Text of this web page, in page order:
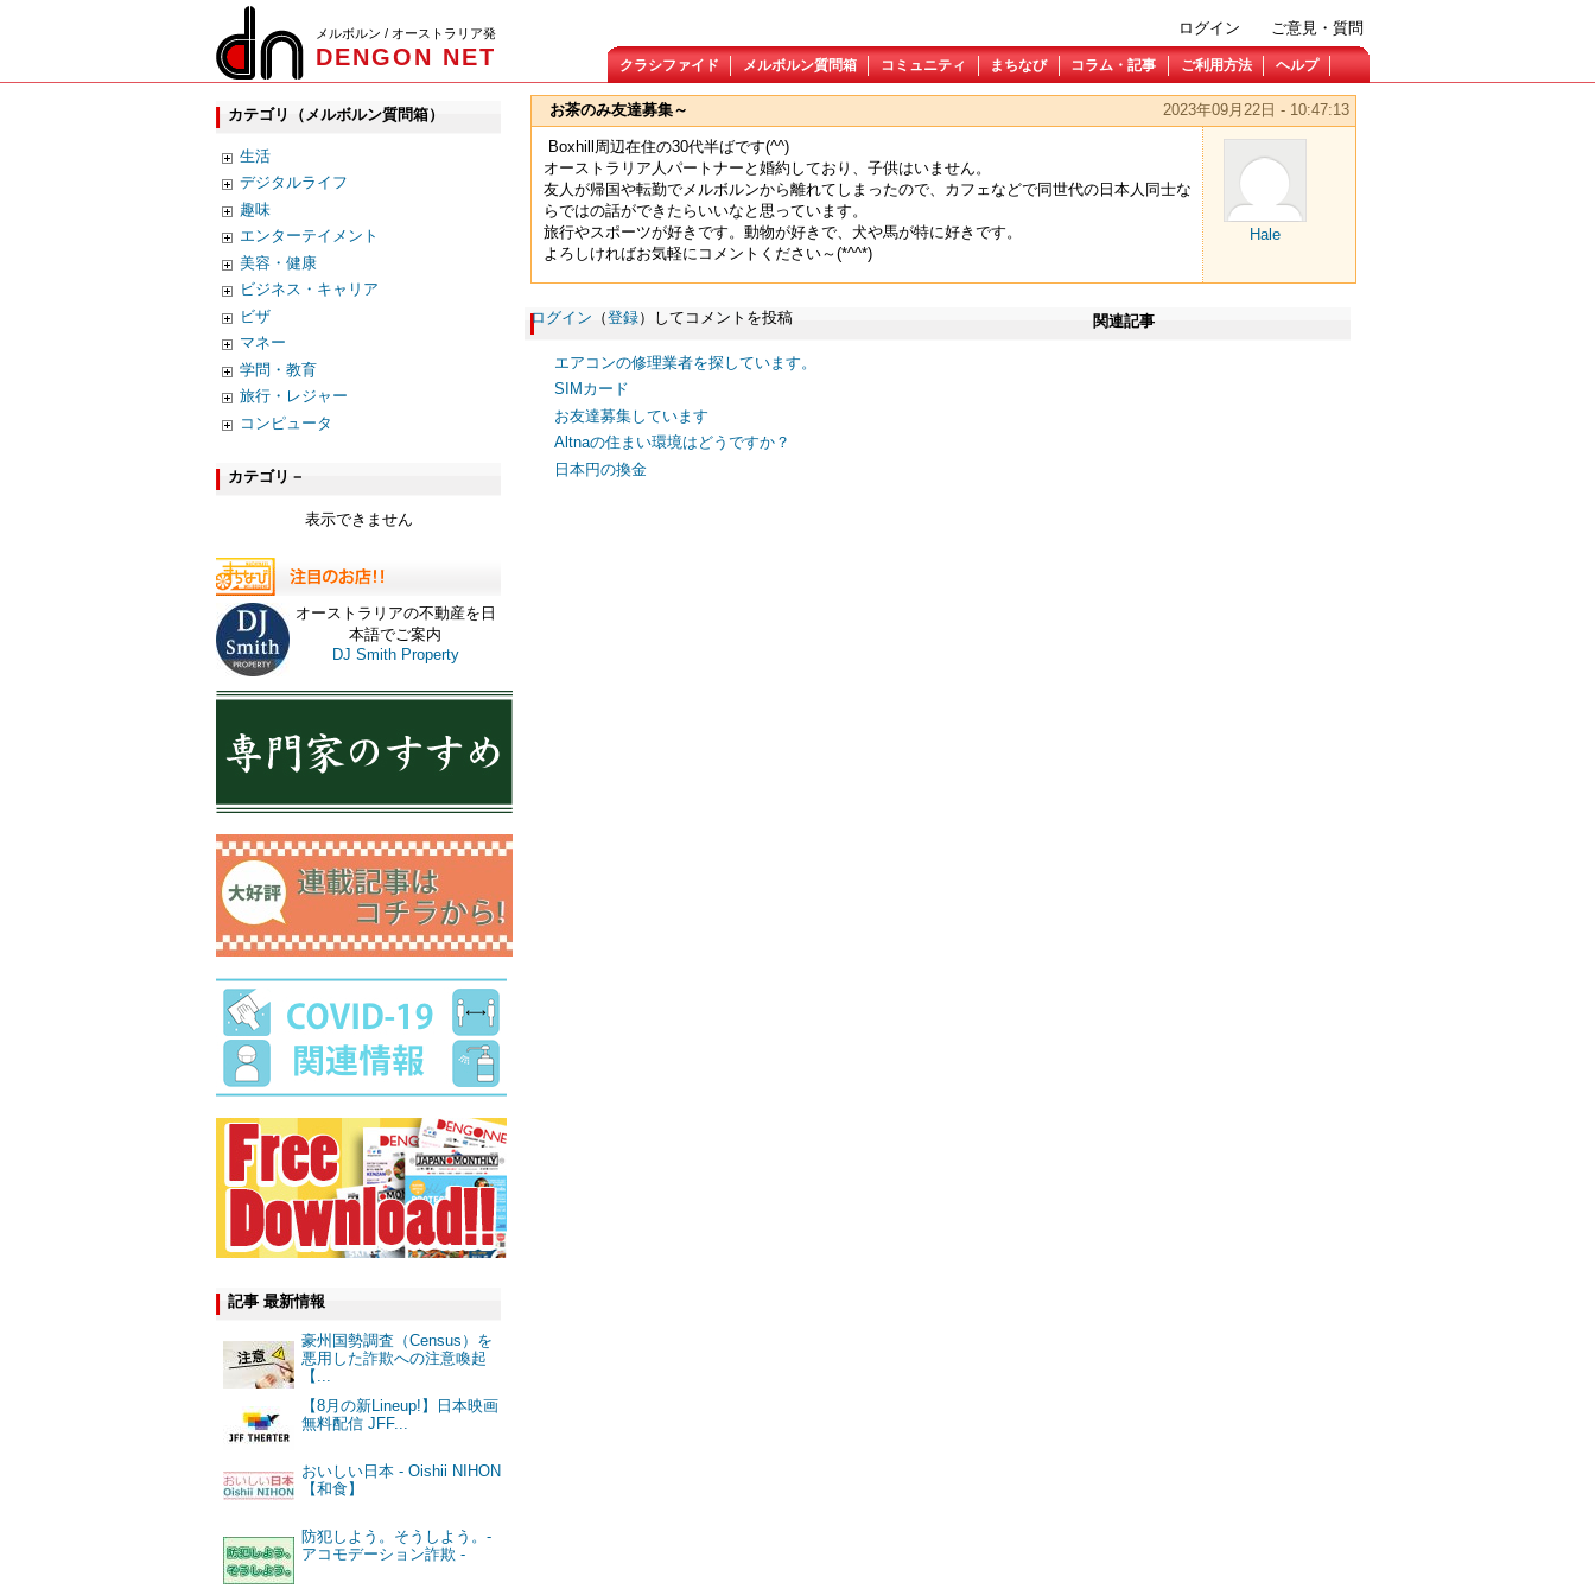
メルボルン / オーストラリア発
DENGON NET
ご意見・質問
ログイン
クラシファイド メルボルン質問箱 コミュニティ まちなび コラム・記事 ご利用方法 ヘルプ
カテゴリ（メルボルン質問箱）
生活
デジタルライフ
趣味
エンターテイメント
美容・健康
ビジネス・キャリア
ビザ
マネー
学問・教育
旅行・レジャー
コンピュータ
カテゴリ－
表示できません
オーストラリアの不動産を日
本語でご案内
DJ Smith Property
記事 最新情報
豪州国勢調査（Census）を
悪用した詐欺への注意喚起
【...
【8月の新Lineup!】日本映画
無料配信 JFF...
おいしい日本 - Oishii NIHON
【和食】
防犯しよう。そうしよう。-
アコモデーション詐欺 -
お茶のみ友達募集～ 2023年09月22日 - 10:47:13
Boxhill周辺在住の30代半ばです(^^)
オーストラリア人パートナーと婚約しており、子供はいません。
友人が帰国や転勤でメルボルンから離れてしまったので、カフェなどで同世代の日本人同士な
らではの話ができたらいいなと思っています。
旅行やスポーツが好きです。動物が好きで、犬や馬が特に好きです。
よろしければお気軽にコメントください～(*^^*)
Hale
ログイン （登録）してコメントを投稿 関連記事
エアコンの修理業者を探しています。
SIMカード
お友達募集しています
Altnaの住まい環境はどうですか？
日本円の換金